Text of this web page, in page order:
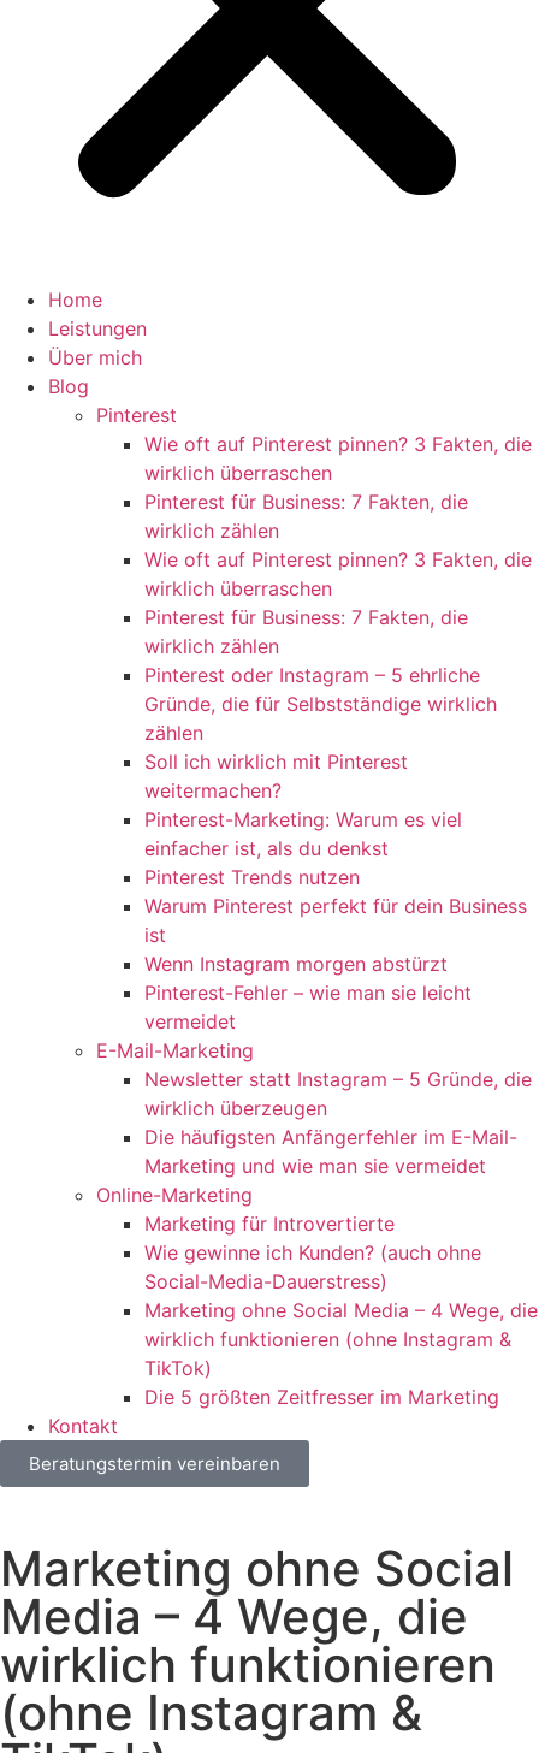
Home
Leistungen
Über mich
Blog
Pinterest
Wie oft auf Pinterest pinnen? 3 Fakten, die
wirklich überraschen
Pinterest für Business: 7 Fakten, die
wirklich zählen
Wie oft auf Pinterest pinnen? 3 Fakten, die
wirklich überraschen
Pinterest für Business: 7 Fakten, die
wirklich zählen
Pinterest oder Instagram – 5 ehrliche
Gründe, die für Selbstständige wirklich
zählen
Soll ich wirklich mit Pinterest
weitermachen?
Pinterest-Marketing: Warum es viel
einfacher ist, als du denkst
Pinterest Trends nutzen
Warum Pinterest perfekt für dein Business
ist
Wenn Instagram morgen abstürzt
Pinterest-Fehler – wie man sie leicht
vermeidet
E-Mail-Marketing
Newsletter statt Instagram – 5 Gründe, die
wirklich überzeugen
Die häufigsten Anfängerfehler im E-Mail-
Marketing und wie man sie vermeidet
Online-Marketing
Marketing für Introvertierte
Wie gewinne ich Kunden? (auch ohne
Social-Media-Dauerstress)
Marketing ohne Social Media – 4 Wege, die
wirklich funktionieren (ohne Instagram &
TikTok)
Die 5 größten Zeitfresser im Marketing
Kontakt
Beratungstermin vereinbaren
Marketing ohne Social
Media – 4 Wege, die
wirklich funktionieren
(ohne Instagram &